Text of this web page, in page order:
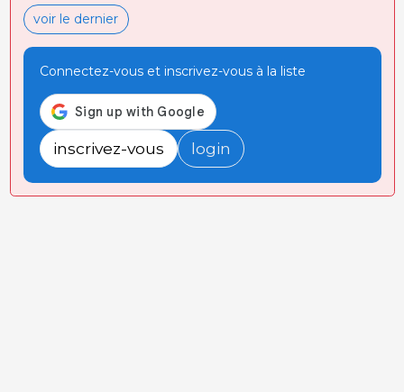
voir le dernier
Connectez-vous et inscrivez-vous à la liste
inscrivez-vous login